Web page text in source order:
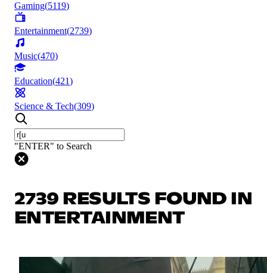
Gaming(5119)
Entertainment(2739)
Music(470)
Education(421)
Science & Tech(309)
"ENTER" to Search
2739 RESULTS FOUND IN
ENTERTAINMENT